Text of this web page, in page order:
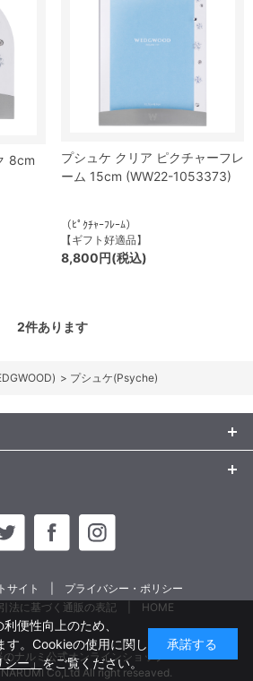
8cm
プシュケ クリア ピクチャーフレ
ーム 15cm (WW22-1053373)
（ﾋﾟｸﾁｬｰﾌﾚｰﾑ）
【ギフト好適品】
8,800円(税込)
2件あります
> プシュケ(Psyche)
サイト
プライバシー・ポリシー
法に基づく通販の表記
HOME
ナルミ公式オンラインショップ
Co,Ltd All right reseaved.
便性向上のため、
す。Cookieの使用に関し
シー」をご覧ください。
承諾する